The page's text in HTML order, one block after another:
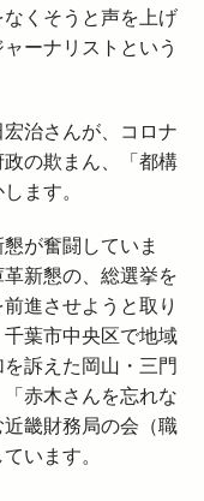
くそうと声を上げ
ーナリストという
治さんが、コロナ
の欺まん、「都構
ます。
が奮闘していま
新懇の、総選挙を
進させようと取り
葉市中央区で地域
訴えた岡山・三門
赤木さんを忘れな
畿財務局の会（職
います。